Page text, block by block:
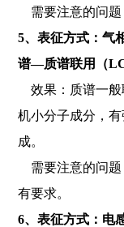
需要注意的问题
5、表征方式：气
谱—质谱联用（
效果：质谱一般
机小分子成分，
成。
需要注意的问题
有要求。
6、表征方式：电